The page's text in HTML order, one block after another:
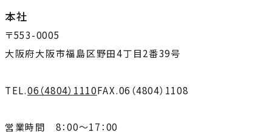
本社
〒553-0005
大阪府大阪市福島区野田4丁目2番39号
TEL.06（4804）1110FAX.06（4804）1108
営業時間 8：00～17：00